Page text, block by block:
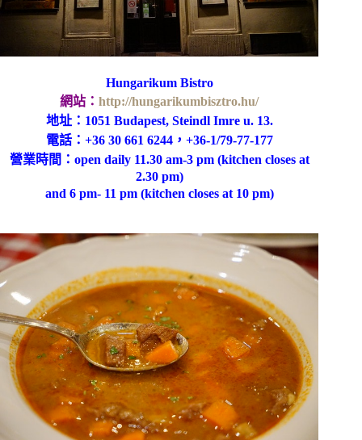
Hungarikum Bistro
網站：http://hungarikumbisztro.hu/
地址： 1051 Budapest, Steindl Imre u. 13.
電話： +36 30 661 6244， +36-1/79-77-177
營業時間： open daily 11.30 am-3 pm (kitchen closes at
2.30 pm)
and 6 pm- 11 pm (kitchen closes at 10 pm)